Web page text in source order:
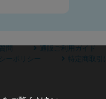
問 通販ご利用ガイド
ーポリシー 特定商取引